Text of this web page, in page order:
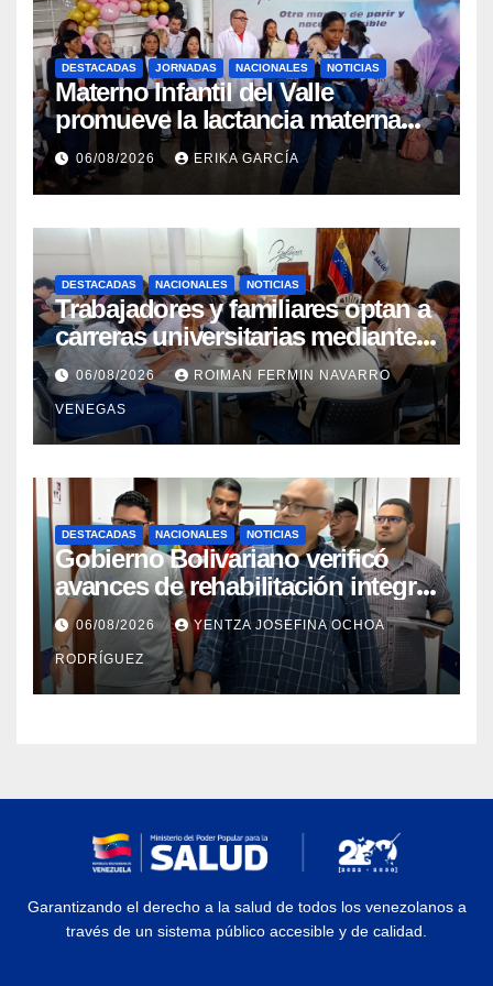
DESTACADAS JORNADAS NACIONALES NOTICIAS
Materno Infantil del Valle
promueve la lactancia materna
como un inicio sostenible para la
vida
06/08/2026 ERIKA GARCÍA
DESTACADAS NACIONALES NOTICIAS
Trabajadores y familiares optan a
carreras universitarias mediante
convenio entre MinSalud y la
UCV
06/08/2026 ROIMAN FERMIN NAVARRO
VENEGAS
DESTACADAS NACIONALES NOTICIAS
Gobierno Bolivariano verificó
avances de rehabilitación integral
en el Hospital Dr. José María
Vargas
06/08/2026 YENTZA JOSEFINA OCHOA
RODRÍGUEZ
Garantizando el derecho a la salud de todos los venezolanos a
través de un sistema público accesible y de calidad.